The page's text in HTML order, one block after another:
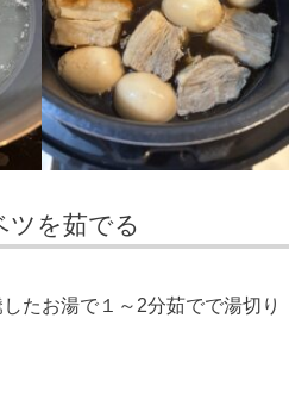
ツを茹でる
たお湯で１～2分茹でで湯切り